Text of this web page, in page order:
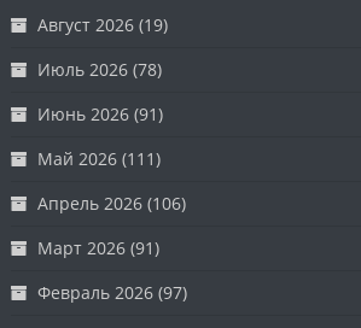
Август 2026 (19)
Июль 2026 (78)
Июнь 2026 (91)
Май 2026 (111)
Апрель 2026 (106)
Март 2026 (91)
Февраль 2026 (97)